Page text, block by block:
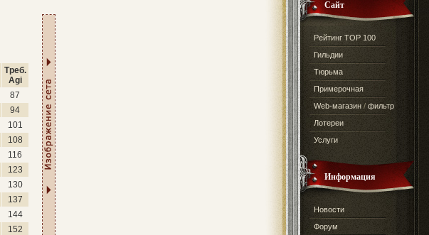
Треб.
Agi
87
94
101
108
116
123
130
137
144
152
Сайт
Рейтинг TOP 100
Гильдии
Тюрьма
Примерочная
Web-магазин / фильтр
Лотереи
Услуги
Информация
Новости
Форум